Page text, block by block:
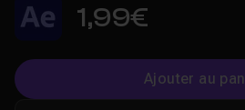
1,99€
Ajouter au